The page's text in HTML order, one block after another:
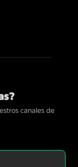
canales de